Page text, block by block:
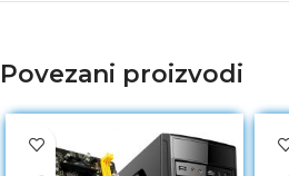
Povezani proizvodi